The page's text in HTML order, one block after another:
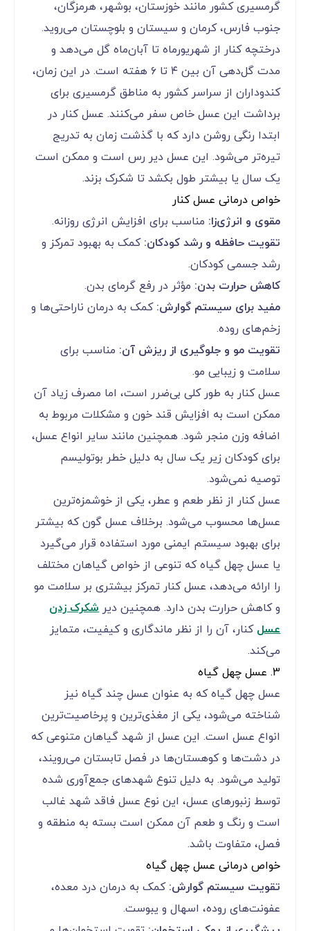
گرمسیری کشور مانند خوزستان، بوشهر، هرمزگان،
جنوب فارس، کرمان و سیستان و بلوچستان می‌روید.
درختچه کنار از شهریورماه تا آبان‌ماه گل می‌دهد و
مدت گل‌دهی آن بین ۴ تا ۶ هفته است. در این زمان،
کندوداران از سراسر کشور به مناطق گرمسیری برای
برداشت این عسل خاص سفر می‌کنند. عسل کنار در
ابتدا رنگی روشن دارد که با گذشت زمان به تدریج
تیره‌تر می‌شود. این عسل دیر رس است و ممکن است
یک سال یا بیشتر طول بکشد تا شکرک بزند.
خواص درمانی عسل کنار
مقوی و انرژی‌زا: مناسب برای افزایش انرژی روزانه.
تقویت حافظه و رشد کودکان:کمک به بهبود تمرکز و
رشد جسمی کودکان.
کاهش حرارت بدن: مؤثر در رفع گرمای بدن.
مفید برای سیستم گوارش:کمک به درمان ناراحتی‌ها و
زخم‌های روده.
تقویت مو و جلوگیری از ریزش آن: مناسب برای
سلامت و زیبایی مو.
عسل کنار به طور کلی بی‌ضرر است، اما مصرف زیاد آن
ممکن است به افزایش قند خون و مشکلات مربوط به
اضافه وزن منجر شود. همچنین مانند سایر انواع عسل،
برای کودکان زیر یک سال به دلیل خطر بوتولیسم
توصیه نمی‌شود.
عسل کنار از نظر طعم و عطر، یکی از خوشمزه‌ترین
عسل‌ها محسوب می‌شود. برخلاف عسل گون که بیشتر
برای بهبود سیستم ایمنی مورد استفاده قرار می‌گیرد
یا عسل چهل گیاه که تنوعی از خواص گیاهان مختلف
را ارائه می‌دهد، عسل کنار تمرکز بیشتری بر سلامت مو
و کاهش حرارت بدن دارد. همچنین دیرشکرک زدن
عسل کنار، آن را از نظر ماندگاری و کیفیت، متمایز
می‌کند.
3. عسل چهل گیاه
عسل چهل گیاه که به عنوان عسل چند گیاه نیز
شناخته می‌شود، یکی از مغذی‌ترین و پرخاصیت‌ترین
انواع عسل است. این عسل از شهد گیاهان متنوعی که
در دشت‌ها و کوهستان‌ها در فصل تابستان می‌رویند،
تولید می‌شود. به دلیل تنوع شهدهای جمع‌آوری شده
توسط زنبورهای عسل، این نوع عسل فاقد شهد غالب
است و رنگ و طعم آن ممکن است بسته به منطقه و
فصل، متفاوت باشد.
خواص درمانی عسل چهل گیاه
تقویت سیستم گوارش:کمک به درمان درد معده،
عفونت‌های روده، اسهال و یبوست.